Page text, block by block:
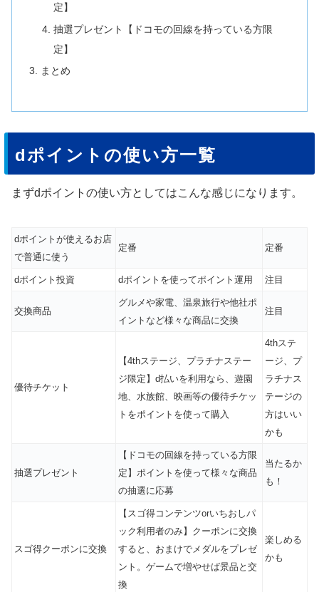
定】
抽選プレゼント【ドコモの回線を持っている方限
定】
まとめ
dポイントの使い方一覧
まずdポイントの使い方としてはこんな感じになります。
dポイントが使えるお店
で普通に使う
定番 定番
dポイント投資 dポイントを使ってポイント運用 注目
交換商品
グルメや家電、温泉旅行や他社ポ
イントなど様々な商品に交換
注目
優待チケット
【4thステージ、プラチナステー
ジ限定】d払いを利用なら、遊園
地、水族館、映画等の優待チケッ
トをポイントを使って購入
4thステ
ージ、プ
ラチナス
テージの
方はいい
かも
抽選プレゼント
【ドコモの回線を持っている方限
定】ポイントを使って様々な商品
の抽選に応募
当たるか
も！
スゴ得クーポンに交換
【スゴ得コンテンツorいちおしパ
ック利用者のみ】クーポンに交換
すると、おまけでメダルをプレゼ
ント。ゲームで増やせば景品と交
換
楽しめる
かも